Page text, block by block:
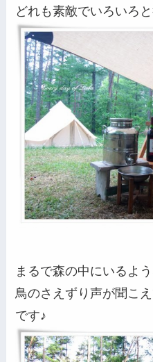
どれも素敵でいろいろ
まるで森の中にいるよ
鳥のさえずり声が聞こ
です♪